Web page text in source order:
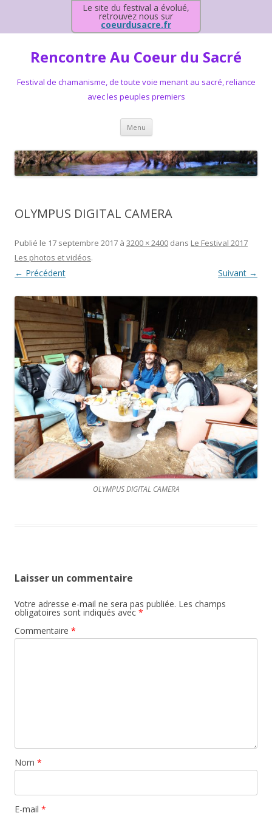
Le site du festival a évolué,
retrouvez nous sur
coeurdusacre.fr
Rencontre Au Coeur du Sacré
Festival de chamanisme, de toute voie menant au sacré, reliance
avec les peuples premiers
Menu Aller au contenu principal
OLYMPUS DIGITAL CAMERA
Publié le 17 septembre 2017 à 3200 × 2400 dans Le Festival 2017
Les photos et vidéos.
← Précédent Suivant →
OLYMPUS DIGITAL CAMERA
Laisser un commentaire
Votre adresse e-mail ne sera pas publiée. Les champs
obligatoires sont indiqués avec *
Commentaire *
Nom *
E-mail *